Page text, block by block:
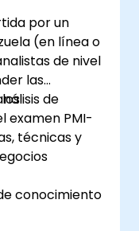
por un
(en línea o
de nivel
las
de
examen PMI-
técnicas y
conocimiento